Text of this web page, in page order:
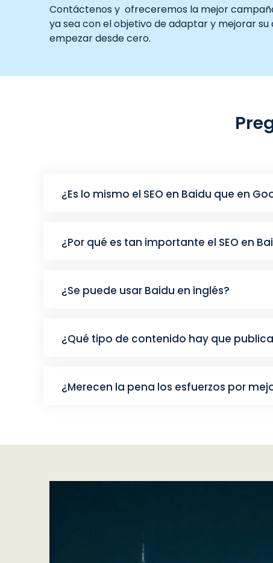
Contáctenos y ofreceremos la mejor campaña
ya sea con el objetivo de adaptar y mejorar
empezar desde cero.
¿Es lo mismo el SEO en Baidu que en
¿Por qué es tan importante el SEO en
¿Se puede usar Baidu en inglés?
¿Qué tipo de contenido hay que
¿Merecen la pena los esfuerzos por